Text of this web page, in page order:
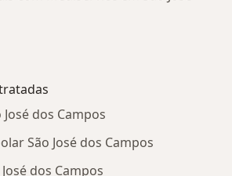
dos Campos
São José dos Campos
dos Campos